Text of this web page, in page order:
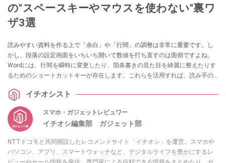
の"スペースキーやマウスを使わない"裏ワ
ザ3選
読みやすい資料を作る上で「余白」や「行間」の調整は非常に重要です。し
かし、段落の設定画面をいちいち開いて数値を打ち直すのは面倒ですよね。
Wordには、行間を瞬時に変更したり、箇条書きの見た目を綺麗に整えたりす
るためのショートカットキーが存在します。これらを活用すれば、読み手の
イチオシスト
スマホ・ガジェットレビュワー
イチオシ編集部 ガジェット部
NTTドコモと共同開設したレコメンドサイト「イチオシ」 を運営。スマホや
パソコン、アプリ、スマートウォッチなど、デジタルライフを豊かにするレ